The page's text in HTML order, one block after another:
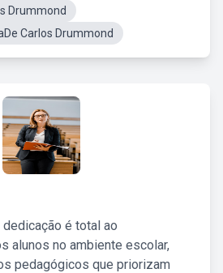
Drummond
Carlos Drummond
dedicação é total ao
alunos no ambiente escolar,
pedagógicos que priorizam